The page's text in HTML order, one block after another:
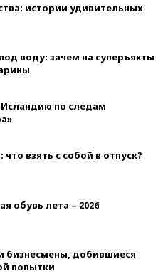
истории удивительных
воду: зачем на суперъяхты
по следам
взять с собой в отпуск?
обувь лета – 2026
бизнесмены, добившиеся
попытки